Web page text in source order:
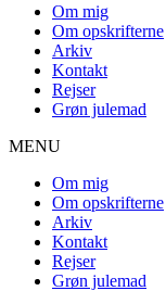
Om mig
Om opskrifterne
Arkiv
Kontakt
Rejser
Grøn julemad
MENU
Om mig
Om opskrifterne
Arkiv
Kontakt
Rejser
Grøn julemad